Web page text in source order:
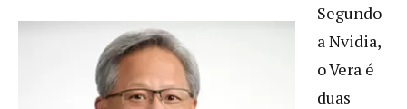
Segundo
a Nvidia,
o Vera é
duas